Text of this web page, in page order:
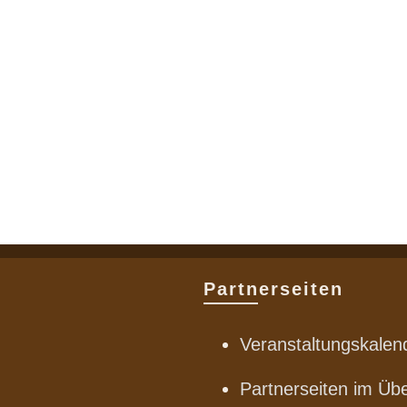
Partnerseiten
Partnerseiten im